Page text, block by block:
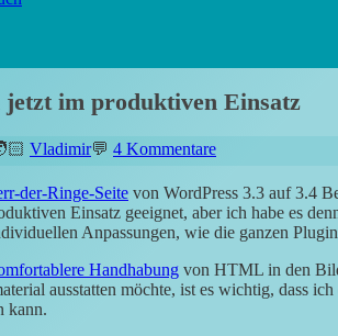
jetzt im produktiven Einsatz
Vladimir 4 Kommentare
der-Ringe-Seite von WordPress 3.3 auf 3.4
Einsatz geeignet, aber ich habe es
Anpassungen, wie die ganzen
Handhabung von HTML in den
ausstatten möchte, ist es wichtig, dass
kann.